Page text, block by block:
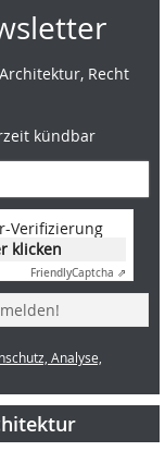
Recht
kündbar
Verifizierung
klicken
FriendlyCaptcha ⇗
Analyse,